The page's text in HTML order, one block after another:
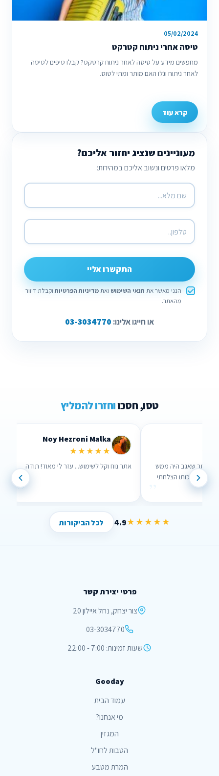
05/02/2024
טיסה אחרי ניתוח קטרקט
מחפשים מידע על טיסה לאחר ניתוח קרטקט? קבלו טיפים לטיסה
לאחר ניתוח וגלו האם מותר ומתי לטוס.
קרא עוד
מעוניינים שנציג יחזור אליכם?
מלאו פרטים ונשוב אליכם במהירות:
התקשרו אליי
הנני מאשר את תנאי השימוש ואתמדיניות הפרטיות וקבלת דיוור
מהאתר.
או חייגו אלינו: 03-3034770
טסו, חסכווחזרו להמליץ
אתר נוח וקל
Lidor Levi
★★★★★
ערכתי השוואה דרך האתר שאגב היה ממש
נוח לשימוש וממש עזר לי , בזכותו הצלחתי
”
★★★★★
4.9 לכל הביקורות
פרטי יצירת קשר
צור יצחק, נחל איילון 20
03-3034770
שעות זמינות: 7:00 - 22:00
Gooday
עמוד הבית
מי אנחנו?
המגזין
הטבות לחו"ל
המרת מטבע